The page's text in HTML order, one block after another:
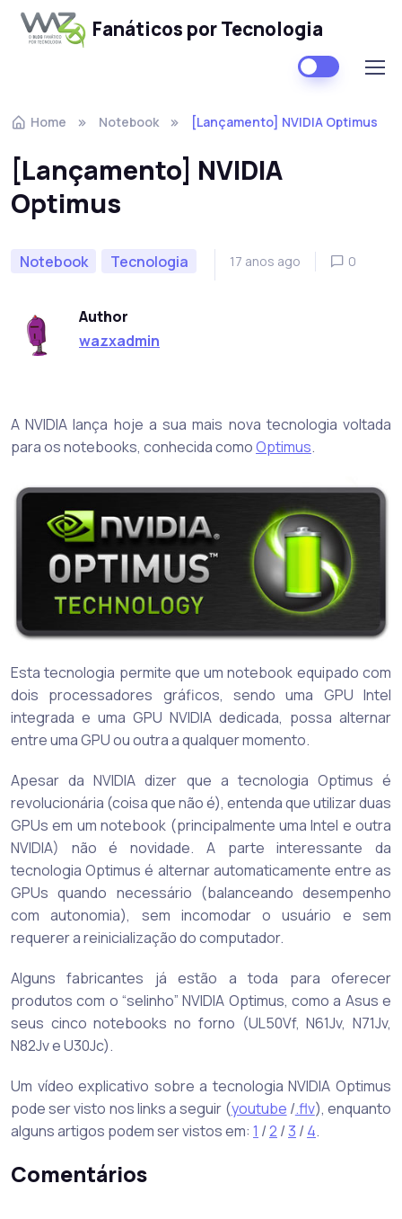
Fanáticos por Tecnologia
Home Notebook [Lançamento] NVIDIA Optimus
[Lançamento] NVIDIA
Optimus
Notebook Tecnologia 17 anos ago 0
Author
wazxadmin
A NVIDIA lança hoje a sua mais nova tecnologia voltada
para os notebooks, conhecida comoOptimus.
Esta tecnologia permite que um notebook equipado com
dois processadores gráficos, sendo uma GPU Intel
integrada e uma GPU NVIDIA dedicada, possa alternar
entre uma GPU ou outra a qualquer momento.
Apesar da NVIDIA dizer que a tecnologia Optimus é
revolucionária (coisa que não é), entenda que utilizar duas
GPUs em um notebook (principalmente uma Intel e outra
NVIDIA) não é novidade. A parte interessante da
tecnologia Optimus é alternar automaticamente entre as
GPUs quando necessário (balanceando desempenho
com autonomia), sem incomodar o usuário e sem
requerer a reinicialização do computador.
Alguns fabricantes já estão a toda para oferecer
produtos com o “selinho” NVIDIA Optimus, como a Asus e
seus cinco notebooks no forno (UL50Vf, N61Jv, N71Jv,
N82Jv e U30Jc).
Um vídeo explicativo sobre a tecnologia NVIDIA Optimus
pode ser visto nos links a seguir (youtube /.flv), enquanto
alguns artigos podem ser vistos em: 1 /2 /3 / 4.
Comentários